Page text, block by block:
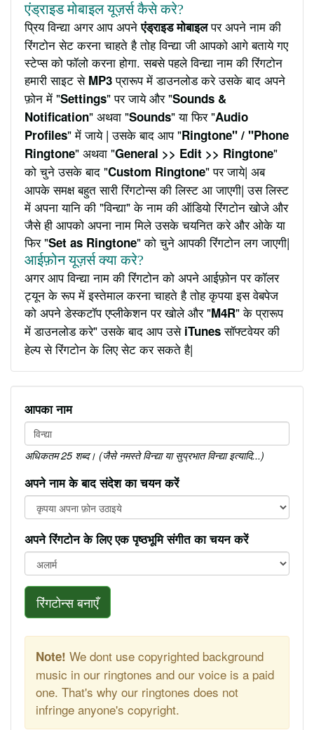
एंड्राइड मोबाइल यूज़र्स कैसे करे?
प्रिय विन्द्या अगर आप अपनेएंड्राइड मोबाइलपर अपने नाम की
रिंगटोन सेट करना चाहते है तोह विन्द्या जी आपको आगे बताये गए
स्टेप्स को फॉलो करना होगा. सबसे पहले विन्द्या नाम की रिंगटोन
हमारी साइट से MP3प्रारूप में डाउनलोड करे उसके बाद अपने
फ़ोन में "Settings" पर जाये और "Sounds &
Notification" अथवा "Sounds" या फिर "Audio
Profiles" में जाये | उसके बाद आप "Ringtone" / "Phone
Ringtone" अथवा "General >> Edit >> Ringtone"
को चुने उसके बाद "Custom Ringtone" पर जाये| अब
आपके समक्ष बहुत सारी रिंगटोन्स की लिस्ट आ जाएगी| उस लिस्ट
में अपना यानि की "विन्द्या" के नाम की ऑडियो रिंगटोन खोजे और
जैसे ही आपको अपना नाम मिले उसके चयनित करे और ओके या
फिर "Set as Ringtone" को चुने आपकी रिंगटोन लग जाएगी|
आईफ़ोन यूज़र्स क्या करे?
अगर आप विन्द्या नाम की रिंगटोन को अपने आईफ़ोन पर कॉलर
ट्यून के रूप में इस्तेमाल करना चाहते है तोह कृपया इस वेबपेज
को अपने डेस्कटॉप एप्लीकेशन पर खोले और "M4R" के प्रारूप
में डाउनलोड करे" उसके बाद आप उसे iTunesसॉफ्टवेयर की
हेल्प से रिंगटोन के लिए सेट कर सकते है|
आपका नाम
अधिकतम 25 शब्द। (जैसे नमस्ते विन्द्या या सुप्रभात विन्द्या इत्यादि...)
अपने नाम के बाद संदेश का चयन करें
अपने रिंगटोन के लिए एक पृष्ठभूमि संगीत का चयन करें
रिंगटोन्स बनाएँ
Note! We dont use copyrighted background
music in our ringtones and our voice is a paid
one. That's why our ringtones does not
infringe anyone's copyright.